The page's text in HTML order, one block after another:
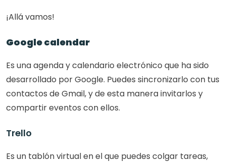
¡Allá vamos!
Google calendar
Es una agenda y calendario electrónico que ha sido
desarrollado por Google. Puedes sincronizarlo con tus
contactos de Gmail, y de esta manera invitarlos y
compartir eventos con ellos.
Trello
Es un tablón virtual en el que puedes colgar tareas,